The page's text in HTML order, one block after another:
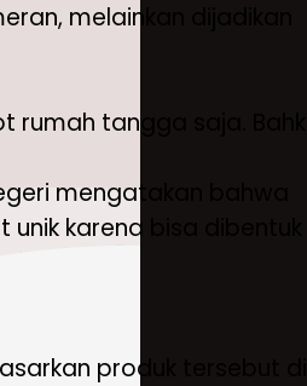
melainkan dijadikan
rumah tangga saja.
mengatakan bahwa
karena bisa dibentuk
produk tersebut di